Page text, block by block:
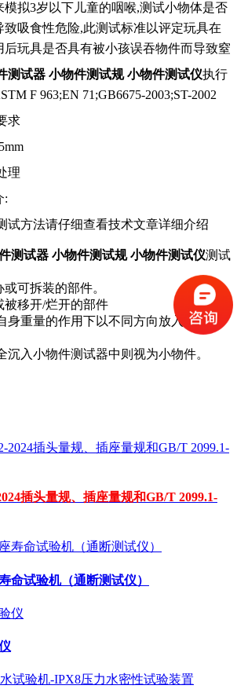
模拟3岁以下儿童的咽喉,测试小物体是否
吸食性危险,此测试标准以评定玩具在
后玩具是否具有被小孩误吞物件而导致窒
测试器 小物件测试规 小物件测试仪执行
F 963;EN 71;GB6675-2003;ST-2002
求
理
:
试方法请仔细查看技术文章详细介绍
测试器 小物件测试规 小物件测试仪测试
可拆装的部件。
被移开/烂开的部件
身重量的作用下以不同方向放入小物件
沉入小物件测试器中则视为小物件。
插头量规、插座量规和GB/T 2099.1-
命试验机（通断测试仪）